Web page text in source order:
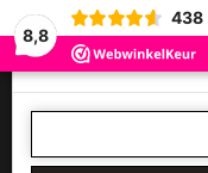
8,8
438